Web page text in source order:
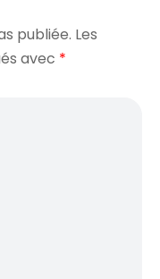
publiée. Les
avec *